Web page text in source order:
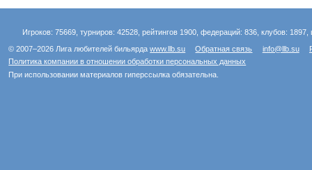
Игроков: 75669, турниров: 42528, рейтингов 1900, федераций: 836, клубов:
© 2007–2026 Лига любителей бильярдаwww.llb.su Обратная связь info@llb.su
Политика компании в отношении обработки персональных данных
При использовании материалов гиперссылка обязательна.